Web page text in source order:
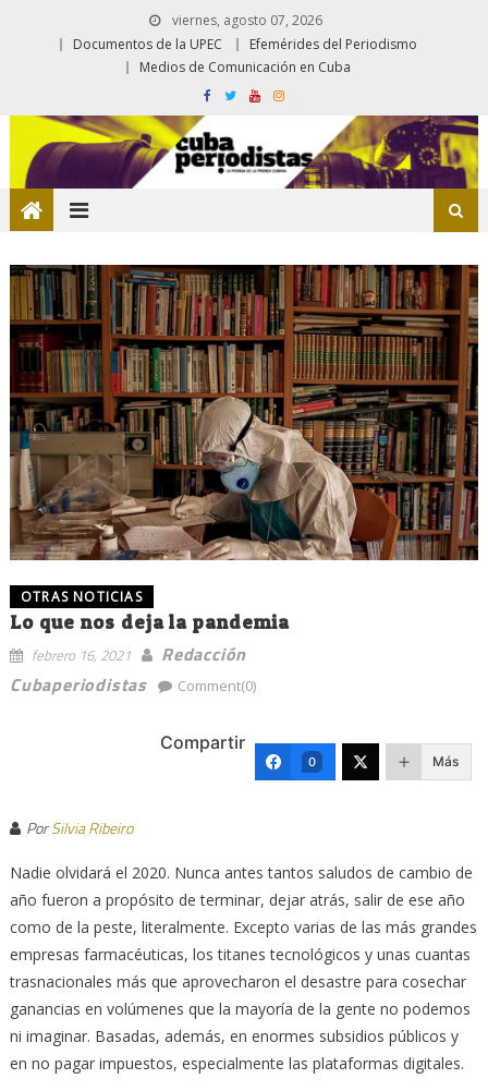
viernes, agosto 07, 2026
Documentos de la UPEC
Efemérides del Periodismo
Medios de Comunicación en Cuba
OTRAS NOTICIAS
Lo que nos deja la pandemia
febrero 16, 2021
Redacción
Cubaperiodistas
Comment(0)
Compartir
0 Más
PorSilvia Ribeiro
Nadie olvidará el 2020. Nunca antes tantos saludos de cambio de
año fueron a propósito de terminar, dejar atrás, salir de ese año
como de la peste, literalmente. Excepto varias de las más grandes
empresas farmacéuticas, los titanes tecnológicos y unas cuantas
trasnacionales más que aprovecharon el desastre para cosechar
ganancias en volúmenes que la mayoría de la gente no podemos
ni imaginar. Basadas, además, en enormes subsidios públicos y
en no pagar impuestos, especialmente las plataformas digitales.